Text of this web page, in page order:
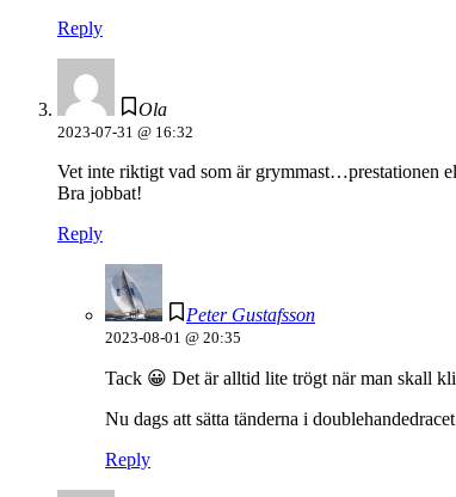
Reply
Ola
2023-07-31 @ 16:32
Vet inte riktigt vad som är grymmast…prestationen
Bra jobbat!
Reply
Peter Gustafsson
2023-08-01 @ 20:35
Tack 😀 Det är alltid lite trögt när man skall
Nu dags att sätta tänderna i
Reply